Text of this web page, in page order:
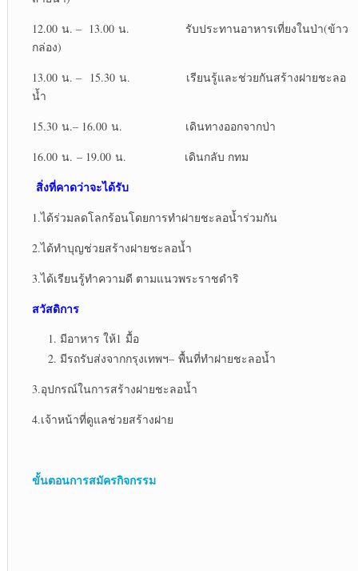
12.00 น. – 13.00 น. รับประทานอาหารเที่ยงในป่า(ข้าว
กล่อง)
13.00 น. – 15.30 น. เรียนรู้และช่วยกันสร้างฝายชะลอ
น้ำ
15.30 น.– 16.00 น. เดินทางออกจากป่า
16.00 น. – 19.00 น. เดินกลับ กทม
สิ่งที่คาดว่าจะได้รับ
1.ได้ร่วมลดโลกร้อนโดยการทำฝายชะลอน้ำร่วมกัน
2.ได้ทำบุญช่วยสร้างฝายชะลอน้ำ
3.ได้เรียนรู้ทำความดี ตามแนวพระราชดำริ
สวัสดิการ
มีอาหาร ให้1 มื้อ
มีรถรับส่งจากกรุงเทพฯ– พื้นที่ทำฝายชะลอน้ำ
3.อุปกรณ์ในการสร้างฝายชะลอน้ำ
4.เจ้าหน้าที่ดูแลช่วยสร้างฝาย
ขั้นตอนการสมัครกิจกรรม